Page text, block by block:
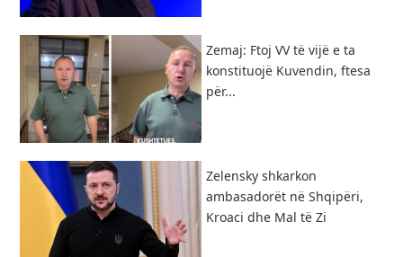
Zemaj: Ftoj VV të vijë e ta
konstituojë Kuvendin, ftesa
për...
Zelensky shkarkon
ambasadorët në Shqipëri,
Kroaci dhe Mal të Zi